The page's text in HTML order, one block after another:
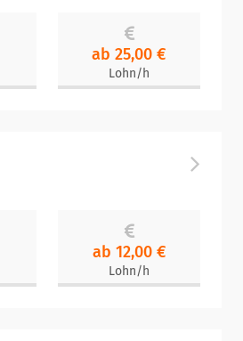
ab 25,00 €
Lohn/h
ab 12,00 €
Lohn/h